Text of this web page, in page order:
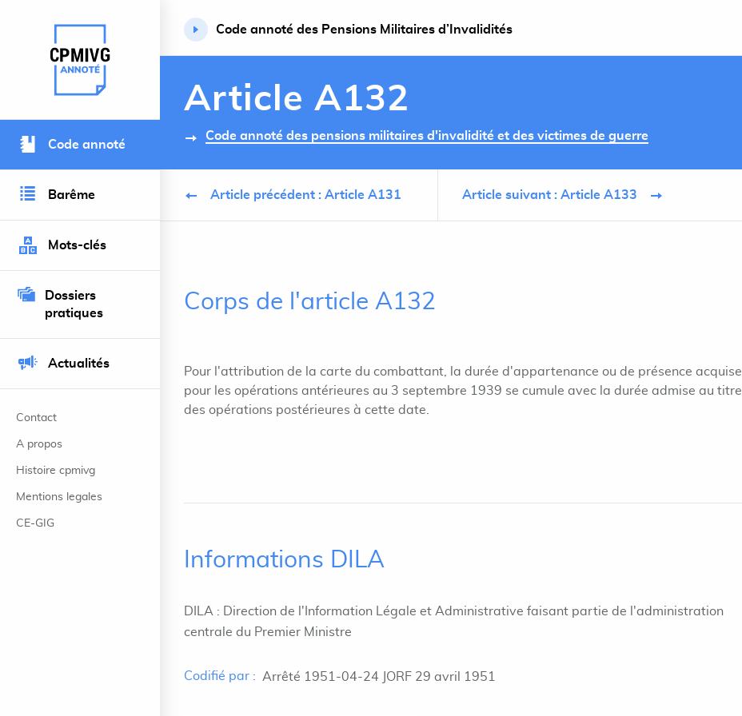
Retour à l’accueil du site
Code annoté
Barême
Mots-clés
Dossiers
pratiques
Actualités
Contact
A propos
Histoire cpmivg
Mentions legales
CE-GIG
Code annoté des Pensions Militaires d’Invalidités
Article A132
Code annoté des pensions militaires d'invalidité et des victimes de guerre
Article précédent : Article A131 Article suivant : Article A133
Corps de l'article A132
Pour l'attribution de la carte du combattant, la durée d'appartenance ou de présence acquise
pour les opérations antérieures au 3 septembre 1939 se cumule avec la durée admise au titre
des opérations postérieures à cette date.
Informations DILA
DILA : Direction de l'Information Légale et Administrative faisant partie de l'administration
centrale du Premier Ministre
Codifié par : Arrêté 1951-04-24 JORF 29 avril 1951